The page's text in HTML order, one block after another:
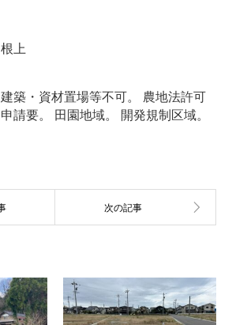
根上
建築・資材置場等不可。 農地法許可
申請要。 田園地域。 開発規制区域。